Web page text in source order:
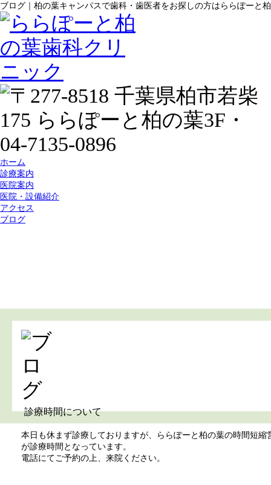
ブログ｜柏の葉キャンパスで歯科・歯医者をお探しの方はららぽーと
ホーム
診療案内
医院案内
医院・設備紹介
アクセス
ブログ
診療時間について
本日も休まず診療しておりますが、ららぽーと柏の葉の時間短縮
が診療時間となっています。
電話にてご予約の上、来院ください。